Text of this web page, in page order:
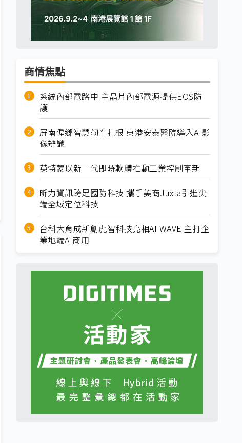
商情焦點
系統內部電路中 主晶片內部電源提供EOS防
護
屏南偏鄉智慧韌性扎根 東港安泰醫院導入AI影
像辨識
英特蒙以新一代即時軟體推動工業控制革新
昕力資訊跨足國防科技 攜手美商Juxta引進尖
端全域定位科技
台科大育成新創虎智科技亮相AI WAVE 主打企
業地端AI商用